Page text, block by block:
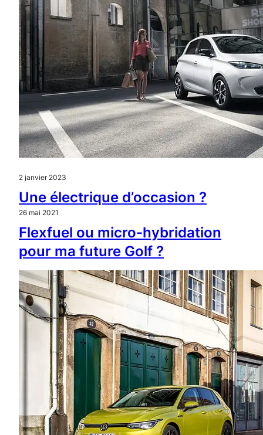
2 janvier 2023
Une électrique d’occasion ?
26 mai 2021
Flexfuel ou micro-hybridation
pour ma future Golf ?